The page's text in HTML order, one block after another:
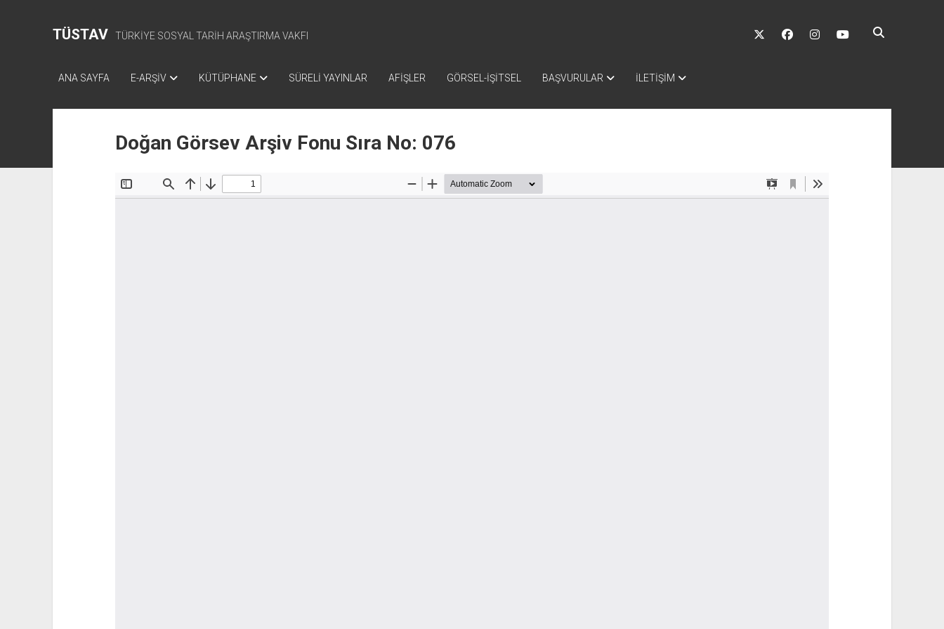
TÜSTAV TÜRKİYE SOSYAL TARİH ARAŞTIRMA VAKFI
twitter facebookinstagramyoutube
ANA SAYFA E-ARŞİV KÜTÜPHANE SÜRELİ YAYINLAR AFİŞLER GÖRSEL-İŞİTSEL BAŞVURULAR İLETİŞİM
Doğan Görsev Arşiv Fonu Sıra No: 076